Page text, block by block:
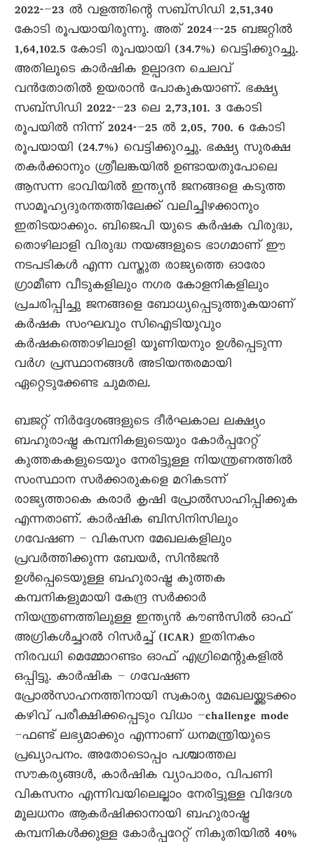
2022-–23 ൽ വളത്തിന്റെ സബ്സിഡി 2,51,340
കോടി രൂപയായിരുന്നു. അത് 2024–-25 ബജറ്റിൽ
1,64,102.5 കോടി രൂപയായി (34.7%) വെട്ടിക്കുറച്ചു.
അതിലൂടെ കാർഷിക ഉല്പാദന ചെലവ്
വൻതോതിൽ ഉയരാൻ പോകുകയാണ്. ഭക്ഷ്യ
സബ്സിഡി 2022-–23 ലെ 2,73,101. 3 കോടി
രൂപയിൽ നിന്ന് 2024-–25 ൽ 2,05, 700. 6 കോടി
രൂപയായി (24.7%) വെട്ടിക്കുറച്ചു. ഭക്ഷ്യ സുരക്ഷ
തകർക്കാനും ശ്രീലങ്കയിൽ ഉണ്ടായതുപോലെ
ആസന്ന ഭാവിയിൽ ഇന്ത്യൻ ജനങ്ങളെ കടുത്ത
സാമൂഹ്യദുരന്തത്തിലേക്ക് വലിച്ചിഴക്കാനും
ഇതിടയാക്കും. ബിജെപി യുടെ കർഷക വിരുദ്ധ,
തൊഴിലാളി വിരുദ്ധ നയങ്ങളുടെ ഭാഗമാണ് ഈ
നടപടികൾ എന്ന വസ്തുത രാജ്യത്തെ ഓരോ
ഗ്രാമീണ വീടുകളിലും നഗര കോളനികളിലും
പ്രചരിപ്പിച്ചു ജനങ്ങളെ ബോധ്യപ്പെടുത്തുകയാണ്
കർഷക സംഘവും സിഐടിയുവും
കർഷകത്തൊഴിലാളി യൂണിയനും ഉൾപ്പെടുന്ന
വർഗ പ്രസ്ഥാനങ്ങൾ അടിയന്തരമായി
ഏറ്റെടുക്കേണ്ട ചുമതല.
ബജറ്റ് നിർദ്ദേശങ്ങളുടെ ദീർഘകാല ലക്ഷ്യം
ബഹുരാഷ്ട്ര കമ്പനികളുടെയും കോർപ്പറേറ്റ്
കുത്തകകളുടെയും നേരിട്ടുള്ള നിയന്ത്രണത്തിൽ
സംസ്ഥാന സർക്കാരുകളെ മറികടന്ന്
രാജ്യത്താകെ കരാർ കൃഷി പ്രോൽസാഹിപ്പിക്കുക
എന്നതാണ്. കാർഷിക ബിസിനിസിലും
ഗവേഷണ – വികസന മേഖലകളിലും
പ്രവർത്തിക്കുന്ന ബേയർ, സിൻജൻ
ഉൾപ്പെടെയുള്ള ബഹുരാഷ്ട്ര കുത്തക
കമ്പനികളുമായി കേന്ദ്ര സർക്കാർ
നിയന്ത്രണത്തിലുള്ള ഇന്ത്യൻ കൗൺസിൽ ഓഫ്
അഗ്രികൾച്ചറൽ റിസർച്ച് (ICAR) ഇതിനകം
നിരവധി മെമ്മോറണ്ടം ഓഫ് എഗ്രിമെന്റുകളിൽ
ഒപ്പിട്ടു. കാർഷിക – ഗവേഷണ
പ്രോൽസാഹനത്തിനായി സ്വകാര്യ മേഖലയ്ക്കടക്കം
കഴിവ് പരീക്ഷിക്കപ്പെടും വിധം –challenge mode
–ഫണ്ട് ലഭ്യമാക്കും എന്നാണ് ധനമന്ത്രിയുടെ
പ്രഖ്യാപനം. അതോടൊപ്പം പശ്ചാത്തല
സൗകര്യങ്ങൾ, കാർഷിക വ്യാപാരം, വിപണി
വികസനം എന്നിവയിലെല്ലാം നേരിട്ടുള്ള വിദേശ
മൂലധനം ആകർഷിക്കാനായി ബഹുരാഷ്ട്ര
കമ്പനികൾക്കുള്ള കോർപ്പറേറ്റ് നികുതിയിൽ 40%